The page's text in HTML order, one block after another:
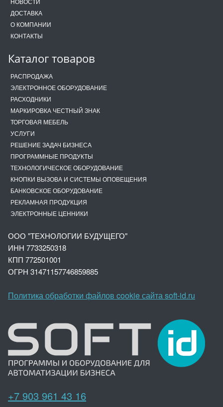
ДОСТАВКА
О КОМПАНИИ
КОНТАКТЫ
Каталог товаров
РАСПРОДАЖА
ЭЛЕКТРОННОЕ ОБОРУДОВАНИЕ
РАСХОДНИКИ
МАРКИРОВКА ЧЕСТНЫЙ ЗНАК
ТОРГОВАЯ МЕБЕЛЬ
УСЛУГИ
РЕШЕНИЕ ЗАДАЧ БИЗНЕСА
ПРОГРАММНЫЕ ПРОДУКТЫ
ТЕХНОЛОГИЧЕСКОЕ ОБОРУДОВАНИЕ
КНОПКИ ВЫЗОВА И СИСТЕМЫ ОПОВЕЩЕНИЯ
БАНКОВСКОЕ ОБОРУДОВАНИЕ
РЕКЛАМНАЯ ПРОДУКЦИЯ
ЭЛЕКТРОННЫЕ ЦЕННИКИ
ООО "ТЕХНОЛОГИИ БУДУЩЕГО"
ИНН 7733250318
КПП 772501001
ОГРН 31471157746859885
Политика обработки файлов cookie сайта soft-id.ru
+7 903 961 43 16